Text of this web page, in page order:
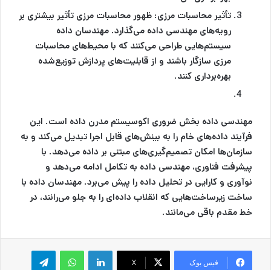
تأثیر محاسبات مرزی: ظهور محاسبات مرزی تأثیر بیشتری بر
رویه‌های مهندسی داده می‌گذارد. مهندسان داده
سیستم‌هایی طراحی می‌کنند که با محیط‌های محاسبات
مرزی سازگار باشند و از قابلیت‌های پردازش توزیع‌شده
بهره‌برداری کنند.
مهندسی داده بخش ضروری اکوسیستم مدرن داده است. این
فرآیند داده‌های خام را به بینش‌های قابل اجرا تبدیل می‌کند و به
سازمان‌ها امکان تصمیم‌گیری‌های مبتنی بر داده می‌دهد. با
پیشرفت فناوری، مهندسی داده به تکامل ادامه می‌دهد و
نوآوری و کارایی در تحلیل داده را پیش می‌برد. مهندسان داده با
ساخت زیرساخت‌هایی که انقلاب داده‌ای را به جلو می‌رانند، در
خط مقدم باقی می‌مانند.
فیس بوک X
لینکدینواتس آپ تلگرام